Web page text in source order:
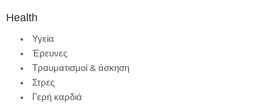
Health
Υγεία
Έρευνες
Τραυματισμοί & άσκηση
Στρες
Γερή καρδιά